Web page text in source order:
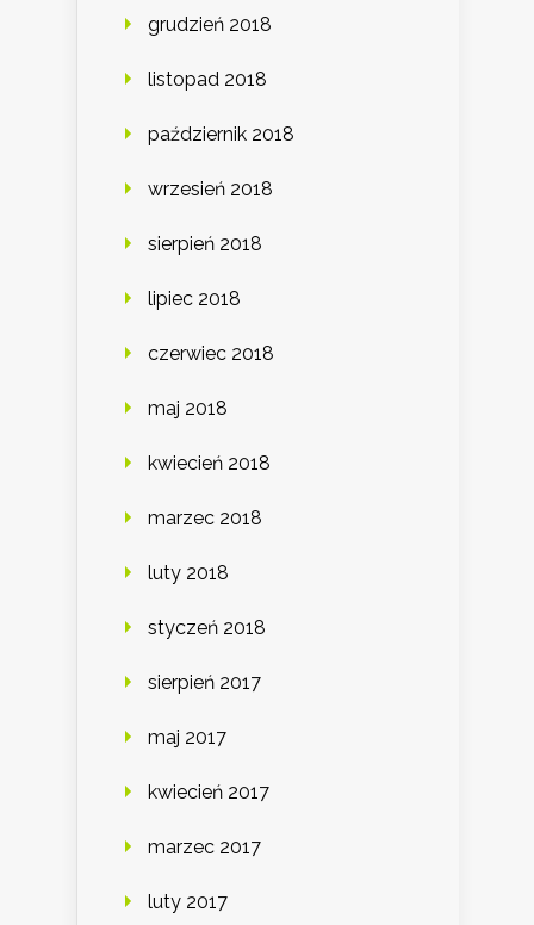
grudzień 2018
listopad 2018
październik 2018
wrzesień 2018
sierpień 2018
lipiec 2018
czerwiec 2018
maj 2018
kwiecień 2018
marzec 2018
luty 2018
styczeń 2018
sierpień 2017
maj 2017
kwiecień 2017
marzec 2017
luty 2017